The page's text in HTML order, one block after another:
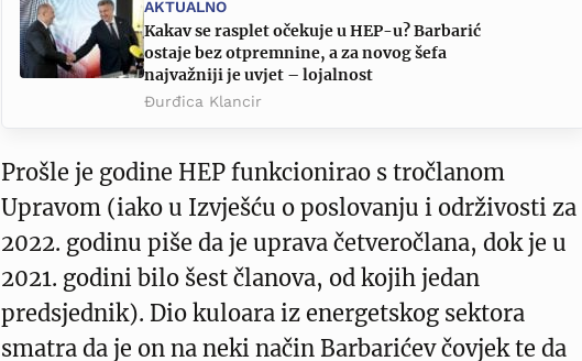
AKTUALNO
Kakav se rasplet očekuje u HEP-u? Barbarić
ostaje bez otpremnine, a za novog šefa
najvažniji je uvjet – lojalnost
Đurđica Klancir
Prošle je godine HEP funkcionirao s tročlanom
Upravom (iako u Izvješću o poslovanju i održivosti za
2022. godinu piše da je uprava četveročlana, dok je u
2021. godini bilo šest članova, od kojih jedan
predsjednik). Dio kuloara iz energetskog sektora
smatra da je on na neki način Barbarićev čovjek te da